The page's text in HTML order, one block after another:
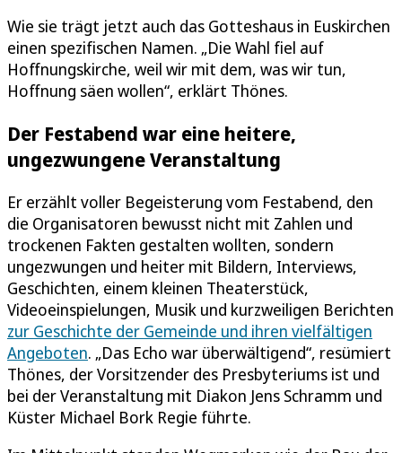
Wie sie trägt jetzt auch das Gotteshaus in Euskirchen
einen spezifischen Namen. „Die Wahl fiel auf
Hoffnungskirche, weil wir mit dem, was wir tun,
Hoffnung säen wollen“, erklärt Thönes.
Der Festabend war eine heitere,
ungezwungene Veranstaltung
Er erzählt voller Begeisterung vom Festabend, den
die Organisatoren bewusst nicht mit Zahlen und
trockenen Fakten gestalten wollten, sondern
ungezwungen und heiter mit Bildern, Interviews,
Geschichten, einem kleinen Theaterstück,
Videoeinspielungen, Musik und kurzweiligen Berichten
zur Geschichte der Gemeinde und ihren vielfältigen
Angeboten. „Das Echo war überwältigend“, resümiert
Thönes, der Vorsitzender des Presbyteriums ist und
bei der Veranstaltung mit Diakon Jens Schramm und
Küster Michael Bork Regie führte.